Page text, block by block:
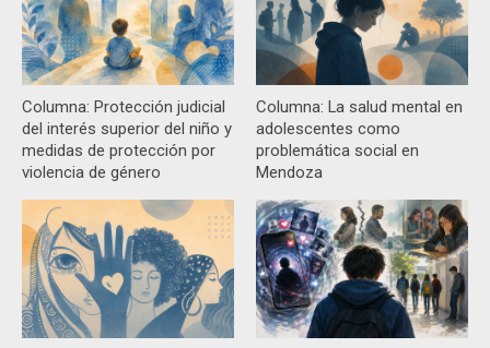
Columna: Protección judicial
del interés superior del niño y
medidas de protección por
violencia de género
Columna: La salud mental en
adolescentes como
problemática social en
Mendoza